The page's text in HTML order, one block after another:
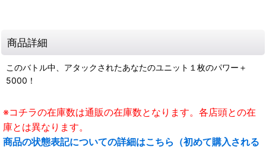
商品詳細
このバトル中、アタックされたあなたのユニット１枚のパワー＋
5000！
※コチラの在庫数は通販の在庫数となります。各店頭との在
庫とは異なります。
商品の状態表記についての詳細はこちら（初めて購入される